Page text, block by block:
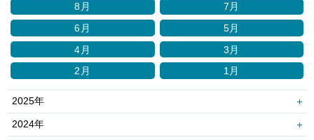
8月
7月
6月
5月
4月
3月
2月
1月
2025年
2024年